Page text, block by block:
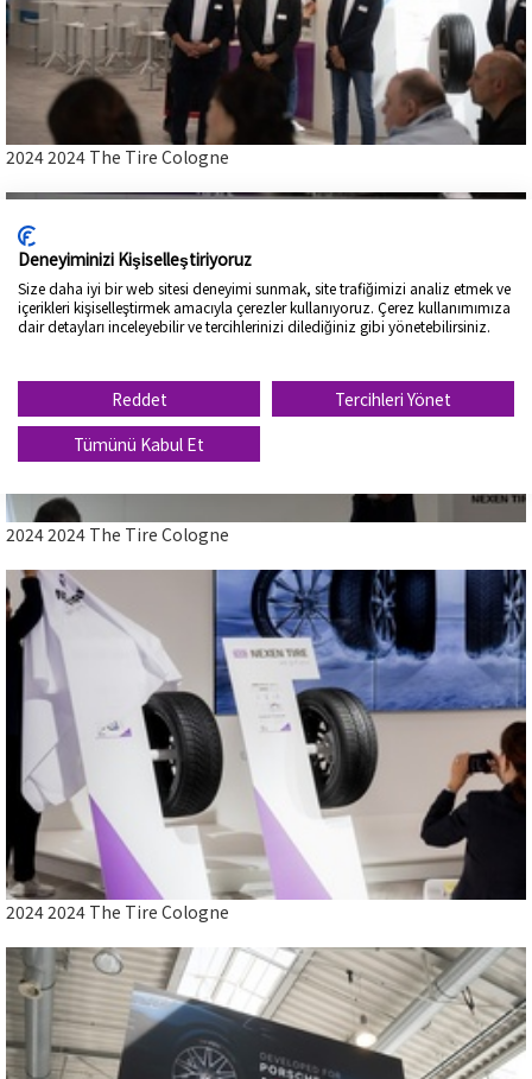
2024 2024 The Tire Cologne
2024 2024 The Tire Cologne
2024 2024 The Tire Cologne
2024 2024 The Tire Cologne
2024 2024 The Tire Cologne
2024 2024 The Tire Cologne
Close
2024 2024 The Tire Cologne
Close
Deneyiminizi Kişiselleştiriyoruz
Size daha iyi bir web sitesi deneyimi sunmak, site trafiğimizi analiz etmek ve
içerikleri kişiselleştirmek amacıyla çerezler kullanıyoruz. Çerez kullanımımıza
dair detayları inceleyebilir ve tercihlerinizi dilediğiniz gibi yönetebilirsiniz.
Reddet
Tercihleri Yönet
Tümünü Kabul Et